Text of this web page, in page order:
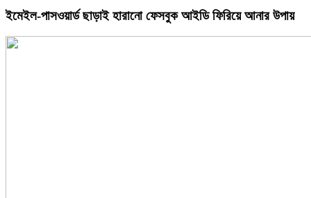
ইমেইল-পাসওয়ার্ড ছাড়াই হারানো ফেসবুক আইডি ফিরিয়ে আনার উপায়